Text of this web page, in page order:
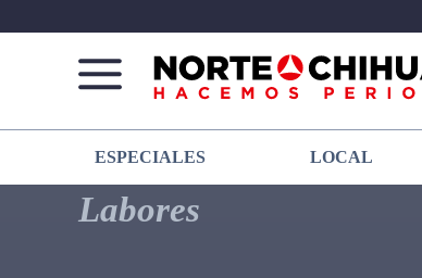
Norte
De
Chihuahua
Más
que
noticias,
hacemos periodismo
ESPECIALES LOCAL
Labores